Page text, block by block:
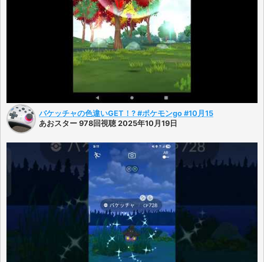
バケッチャの色違いGET！? #ポケモンgo #10月15
あおスター 978回視聴 2025年10月19日